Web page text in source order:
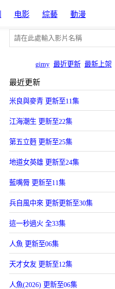
电影 綜藝 動漫
gimy 最近更新 最新上架
最近更新
米良與麥青 更新至11集
江海潮生 更新至22集
第五立麪 更新至25集
地道女英雄 更新至24集
藍嘴脣 更新至11集
兵自風中來 更新更新至30集
這一秒過火 全33集
人魚 更新至06集
天才女友 更新至12集
人魚(2026) 更新至06集